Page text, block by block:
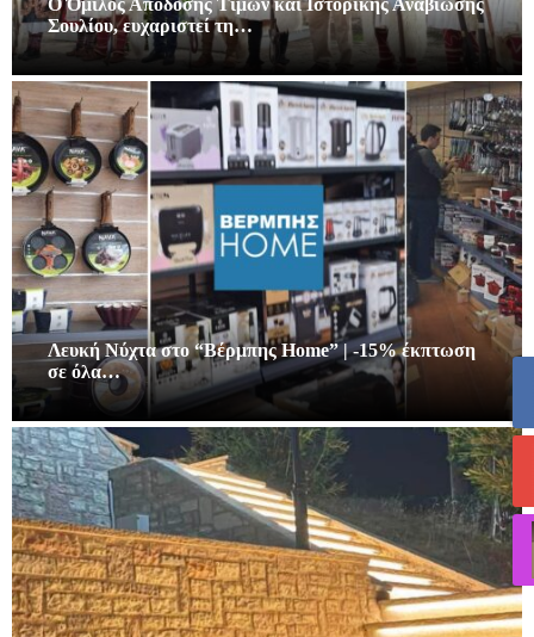
Ο Όμιλος Απόδοσης Τιμών και Ιστορικής Αναβίωσης
Σουλίου, ευχαριστεί τη…
Λευκή Νύχτα στο “Βέρμπης Home” | -15% έκπτωση
σε όλα…